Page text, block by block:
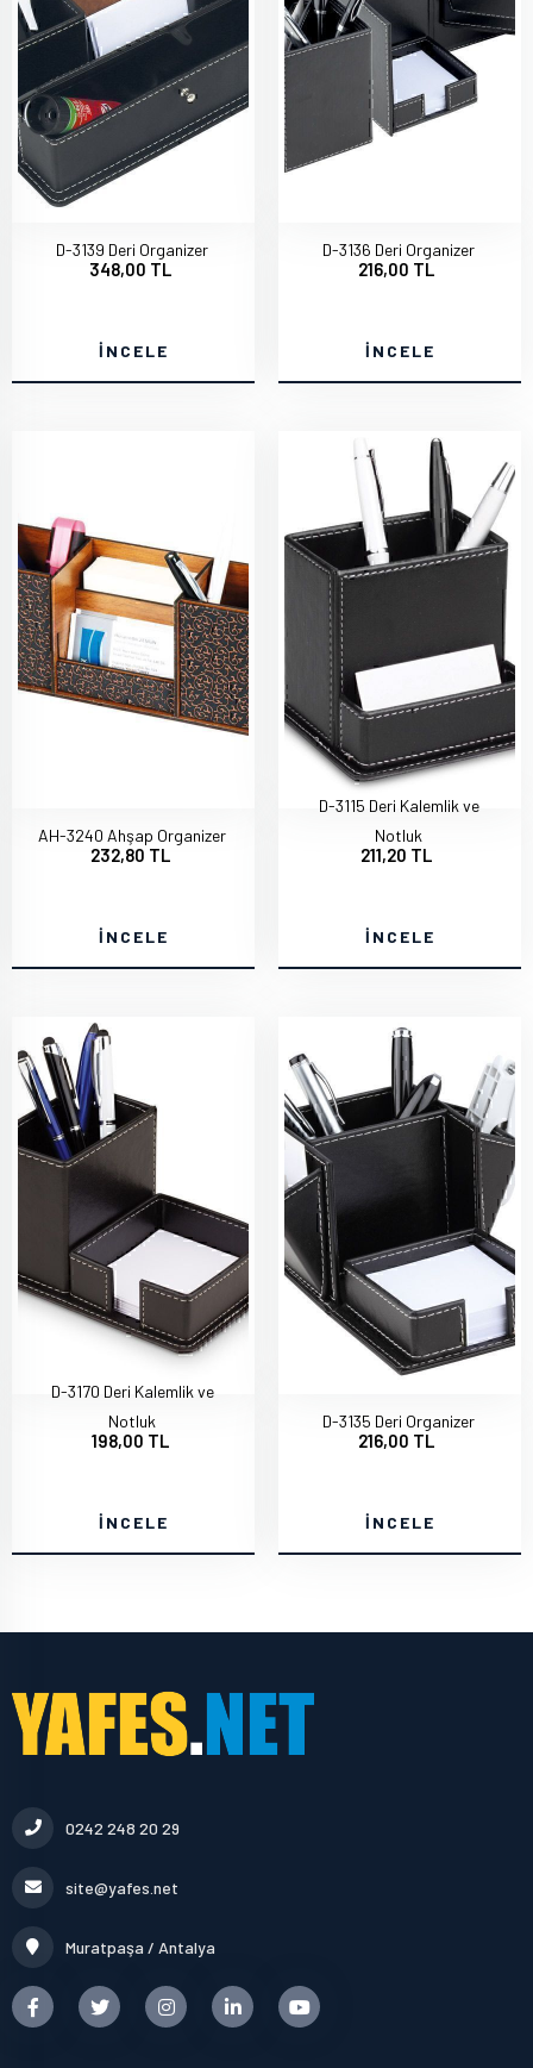
D-3139 Deri Organizer
348,00 TL
İNCELE
D-3136 Deri Organizer
216,00 TL
İNCELE
AH-3240 Ahşap Organizer
232,80 TL
İNCELE
D-3115 Deri Kalemlik ve
Notluk
211,20 TL
İNCELE
D-3170 Deri Kalemlik ve
Notluk
198,00 TL
İNCELE
D-3135 Deri Organizer
216,00 TL
İNCELE
0242 248 20 29
site@yafes.net
Muratpaşa / Antalya